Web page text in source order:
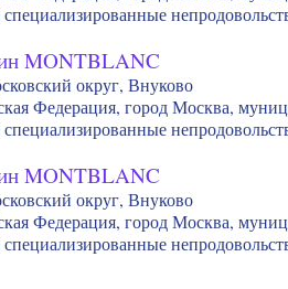
MONTBLANC
округ, Внуково
Федерация, город Москва,
MONTBLANC
округ, Внуково
Федерация, город Москва,